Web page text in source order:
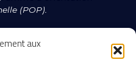
aux
(POP).
candidat ne garantit
soit accordée. Pour
et ses programmes,